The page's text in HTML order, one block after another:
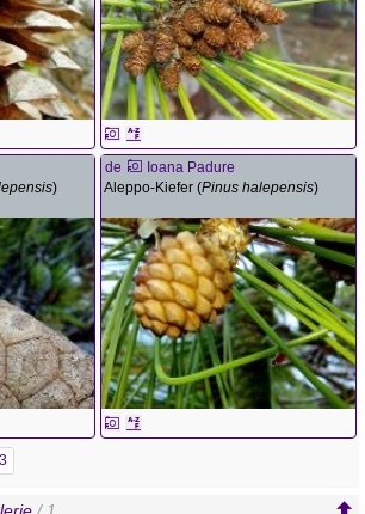
)
de
Ioana Padure
Aleppo-Kiefer (Pinus halepensis)
/ 1